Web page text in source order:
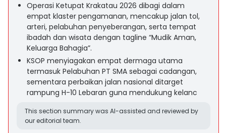
Operasi Ketupat Krakatau 2026 dibagi dalam
empat klaster pengamanan, mencakup jalan tol,
arteri, pelabuhan penyeberangan, serta tempat
ibadah dan wisata dengan tagline “Mudik Aman,
Keluarga Bahagia”.
KSOP menyiagakan empat dermaga utama
termasuk Pelabuhan PT SMA sebagai cadangan,
sementara perbaikan jalan nasional ditarget
rampung H-10 Lebaran guna mendukung kelanc
This section summary was AI-assisted and reviewed by
our editorial team.